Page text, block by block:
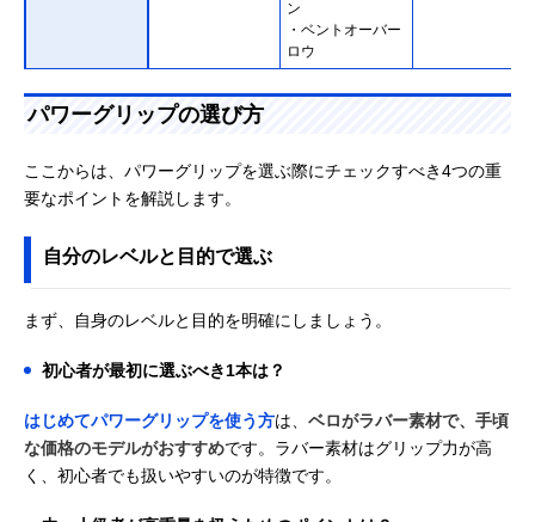
ン
・ベントオーバー
ロウ
パワーグリップの選び方
ここからは、パワーグリップを選ぶ際にチェックすべき4つの重
要なポイントを解説します。
自分のレベルと目的で選ぶ
まず、自身のレベルと目的を明確にしましょう。
初心者が最初に選ぶべき1本は？
はじめてパワーグリップを使う方は、 ベロがラバー素材で、手頃
な価格のモデルがおすすめです。ラバー素材はグリップ力が高
く、初心者でも扱いやすいのが特徴です。